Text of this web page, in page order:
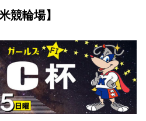
競輪場】